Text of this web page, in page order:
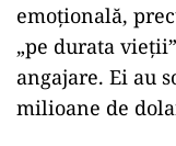
emoţională,
„pe durata
angajare. Ei au
milioane de